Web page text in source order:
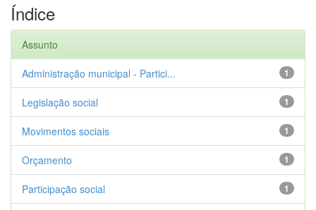
Índice
Assunto
1
Administração municipal - Partici...
1
Legislação social
1
Movimentos sociais
1
Orçamento
1
Participação social